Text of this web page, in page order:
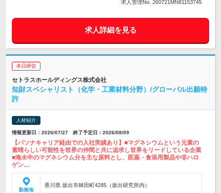
求人管理No. 260721MN81153745
求人詳細を見る
本日締切
セトラスホールディングス株式会社
知財スペシャリスト（化学・工業材料分野）/グローバル出願特
許
人材紹介
情報更新日：2026/07/27 終了予定日：2026/08/09
【パソナキャリア経由での入社実績あり】■マグネシウムという元素の
素晴らしい可能性を世界の仲間と共に追求し世界をリードしている企業
■海水中のマグネシウム分を主な原料とし、医薬・食添用製品や非ハロ
ゲン…
勤務地
香川県 坂出市林田町4285（坂出研究所内）